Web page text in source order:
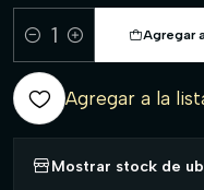
Cantidad
Agregar
Agregar a la
Mostrar stock de